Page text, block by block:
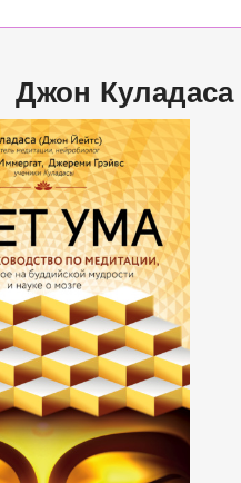
Джон Куладаса